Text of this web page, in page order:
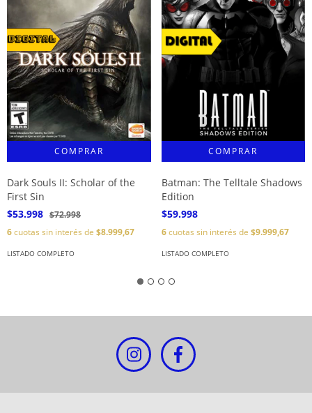
Dark Souls II: Scholar of the
First Sin
$53.998 $72.998
6cuotas sin interés de $8.999,67
LISTADO COMPLETO
Batman: The Telltale Shadows
Edition
$59.998
6cuotas sin interés de $9.999,67
LISTADO COMPLETO